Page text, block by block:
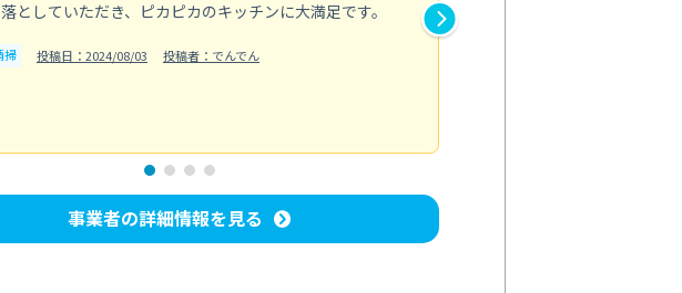
としていただき、ピカピカのキッチンに大満足です。
掃 投稿日：2024/08/03 投稿者：でんでん
事業者の詳細情報を見る